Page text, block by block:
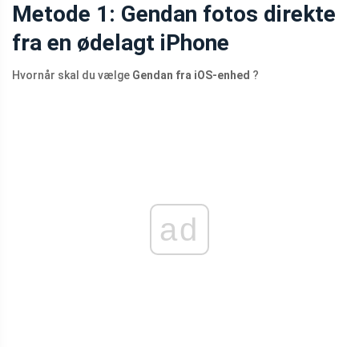
Metode 1: Gendan fotos direkte
fra en ødelagt iPhone
Hvornår skal du vælge Gendan fra iOS-enhed ?
ad